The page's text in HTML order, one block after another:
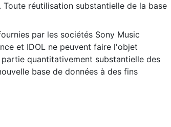
réutilisation substantielle de la base
par les sociétés Sony Music
et IDOL ne peuvent faire l'objet
quantitativement substantielle des
base de données à des fins